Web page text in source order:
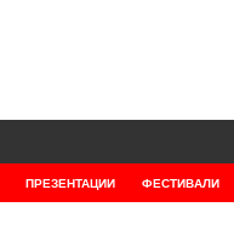
ПРЕЗЕНТАЦИИ ФЕСТИВАЛИ